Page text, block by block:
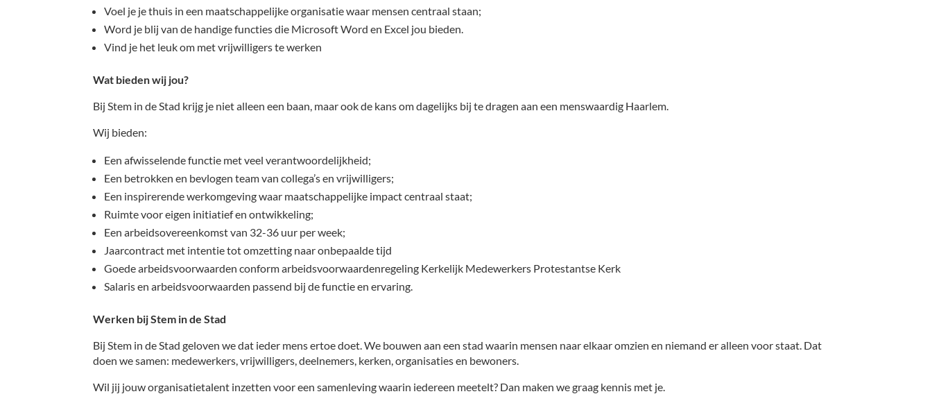
Voel je je thuis in een maatschappelijke organisatie waar mensen centraal staan;
Word je blij van de handige functies die Microsoft Word en Excel jou bieden.
Vind je het leuk om met vrijwilligers te werken
Wat bieden wij jou?
Bij Stem in de Stad krijg je niet alleen een baan, maar ook de kans om dagelijks bij te dragen aan een menswaardig Haarlem.
Wij bieden:
Een afwisselende functie met veel verantwoordelijkheid;
Een betrokken en bevlogen team van collega’s en vrijwilligers;
Een inspirerende werkomgeving waar maatschappelijke impact centraal staat;
Ruimte voor eigen initiatief en ontwikkeling;
Een arbeidsovereenkomst van 32-36 uur per week;
Jaarcontract met intentie tot omzetting naar onbepaalde tijd
Goede arbeidsvoorwaarden conform arbeidsvoorwaardenregeling Kerkelijk Medewerkers Protestantse Kerk
Salaris en arbeidsvoorwaarden passend bij de functie en ervaring.
Werken bij Stem in de Stad
Bij Stem in de Stad geloven we dat ieder mens ertoe doet. We bouwen aan een stad waarin mensen naar elkaar omzien en niemand er alleen voor staat. Dat
doen we samen: medewerkers, vrijwilligers, deelnemers, kerken, organisaties en bewoners.
Wil jij jouw organisatietalent inzetten voor een samenleving waarin iedereen meetelt? Dan maken we graag kennis met je.